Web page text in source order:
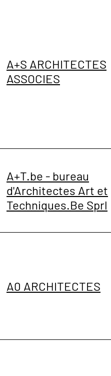
A+S ARCHITECTES
ASSOCIES
A+T.be - bureau
d'Architectes Art et
Techniques.Be Sprl
A0 ARCHITECTES